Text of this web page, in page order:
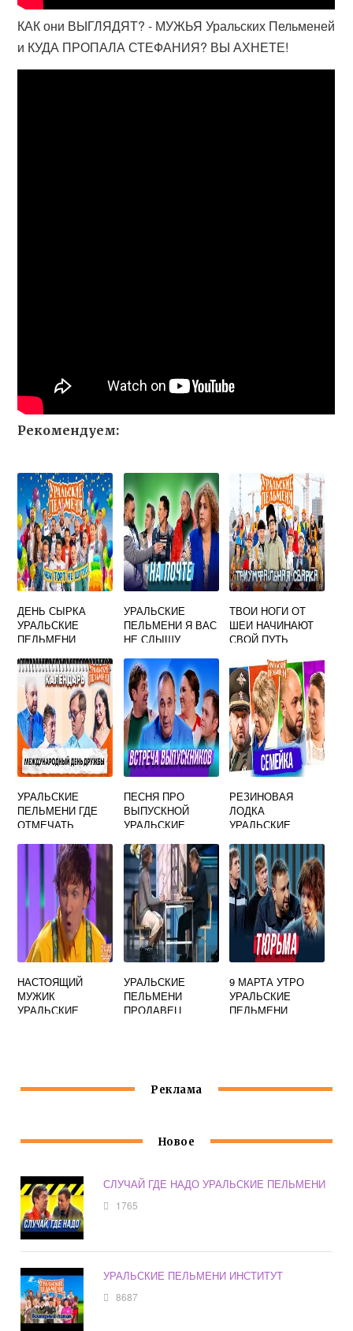
КАК они ВЫГЛЯДЯТ? - МУЖЬЯ Уральских Пельменей
и КУДА ПРОПАЛА СТЕФАНИЯ? ВЫ АХНЕТЕ!
Рекомендуем:
ДЕНЬ СЫРКА
УРАЛЬСКИЕ
ПЕЛЬМЕНИ
УРАЛЬСКИЕ
ПЕЛЬМЕНИ Я ВАС
НЕ СЛЫШУ
ТВОИ НОГИ ОТ
ШЕИ НАЧИНАЮТ
СВОЙ ПУТЬ
ПЕЛЬМЕНИ
УРАЛЬСКИЕ
ПЕЛЬМЕНИ ГДЕ
ОТМЕЧАТЬ
ПЕСНЯ ПРО
ВЫПУСКНОЙ
УРАЛЬСКИЕ
РЕЗИНОВАЯ
ЛОДКА
УРАЛЬСКИЕ
НАСТОЯЩИЙ
МУЖИК
УРАЛЬСКИЕ
УРАЛЬСКИЕ
ПЕЛЬМЕНИ
ПРОДАВЕЦ
9 МАРТА УТРО
УРАЛЬСКИЕ
ПЕЛЬМЕНИ
Реклама
Новое
СЛУЧАЙ ГДЕ НАДО УРАЛЬСКИЕ ПЕЛЬМЕНИ
1765
УРАЛЬСКИЕ ПЕЛЬМЕНИ ИНСТИТУТ
8687